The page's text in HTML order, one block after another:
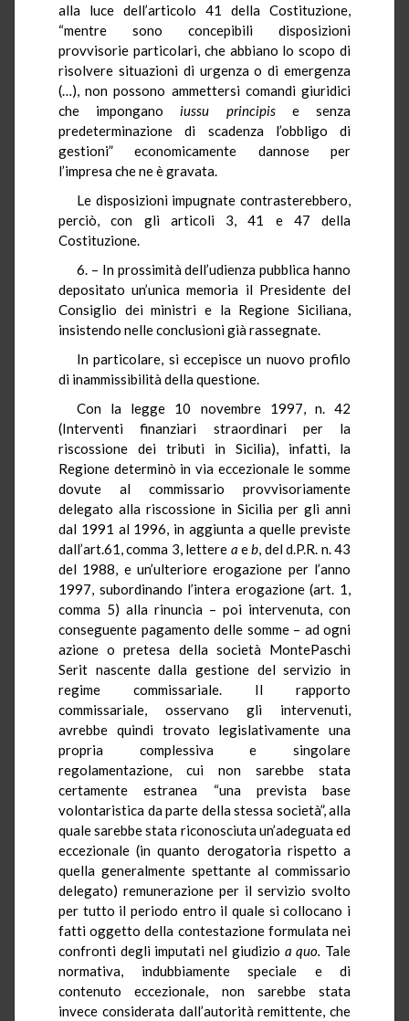
alla luce dell’articolo 41 della Costituzione,
“mentre sono concepibili disposizioni
provvisorie particolari, che abbiano lo scopo di
risolvere situazioni di urgenza o di emergenza
(…), non possono ammettersi comandi giuridici
che imponganoiussu principis e senza
predeterminazione di scadenza l’obbligo di
gestioni” economicamente dannose per
l’impresa che ne è gravata.
Le disposizioni impugnate contrasterebbero,
perciò, con gli articoli 3, 41 e 47 della
Costituzione.
6. – In prossimità dell’udienza pubblica hanno
depositato un’unica memoria il Presidente del
Consiglio dei ministri e la Regione Siciliana,
insistendo nelle conclusioni già rassegnate.
In particolare, si eccepisce un nuovo profilo
di inammissibilità della questione.
Con la legge 10 novembre 1997, n. 42
(Interventi finanziari straordinari per la
riscossione dei tributi in Sicilia), infatti, la
Regione determinò in via eccezionale le somme
dovute al commissario provvisoriamente
delegato alla riscossione in Sicilia per gli anni
dal 1991 al 1996, in aggiunta a quelle previste
dall’art.61, comma 3, lettere aeb, del d.P.R. n. 43
del 1988, e un’ulteriore erogazione per l’anno
1997, subordinando l’intera erogazione (art. 1,
comma 5) alla rinuncia – poi intervenuta, con
conseguente pagamento delle somme – ad ogni
azione o pretesa della società MontePaschi
Serit nascente dalla gestione del servizio in
regime commissariale. Il rapporto
commissariale, osservano gli intervenuti,
avrebbe quindi trovato legislativamente una
propria complessiva e singolare
regolamentazione, cui non sarebbe stata
certamente estranea “una prevista base
volontaristica da parte della stessa società”, alla
quale sarebbe stata riconosciuta un’adeguata ed
eccezionale (in quanto derogatoria rispetto a
quella generalmente spettante al commissario
delegato) remunerazione per il servizio svolto
per tutto il periodo entro il quale si collocano i
fatti oggetto della contestazione formulata nei
confronti degli imputati nel giudizio a quo. Tale
normativa, indubbiamente speciale e di
contenuto eccezionale, non sarebbe stata
invece considerata dall’autorità remittente, che